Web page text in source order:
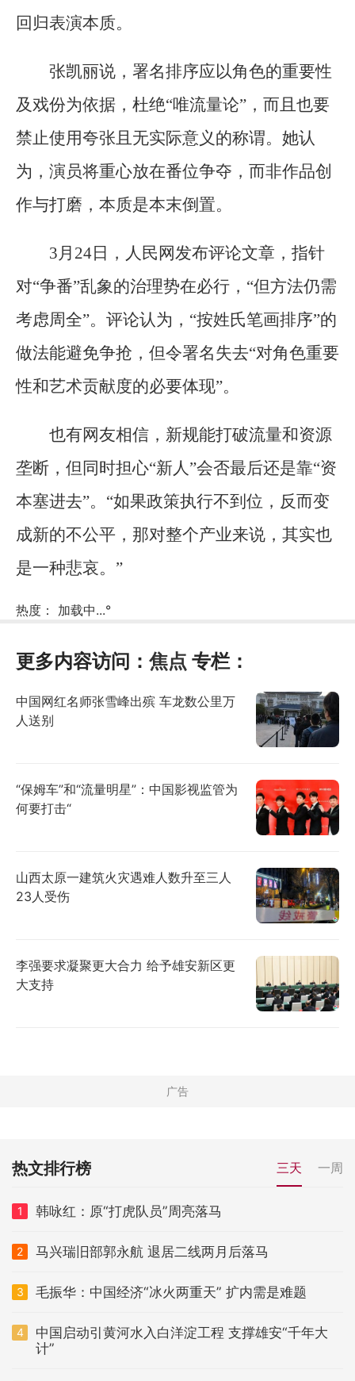
回归表演本质。
张凯丽说，署名排序应以角色的重要性
及戏份为依据，杜绝“唯流量论”，而且也要
禁止使用夸张且无实际意义的称谓。她认
为，演员将重心放在番位争夺，而非作品创
作与打磨，本质是本末倒置。
3月24日，人民网发布评论文章，指针
对“争番”乱象的治理势在必行，“但方法仍需
考虑周全”。评论认为，“按姓氏笔画排序”的
做法能避免争抢，但令署名失去“对角色重要
性和艺术贡献度的必要体现”。
也有网友相信，新规能打破流量和资源
垄断，但同时担心“新人”会否最后还是靠“资
本塞进去”。“如果政策执行不到位，反而变
成新的不公平，那对整个产业来说，其实也
是一种悲哀。”
热度： 加载中...°
更多内容访问： 焦点 专栏：
中国网红名师张雪峰出殡 车龙数公里万
人送别
“保姆车”和“流量明星”：中国影视监管为
何要打击“
山西太原一建筑火灾遇难人数升至三人
23人受伤
李强要求凝聚更大合力 给予雄安新区更
大支持
热文排行榜 三天 一周
1 韩咏红：原“打虎队员”周亮落马
2 马兴瑞旧部郭永航 退居二线两月后落马
3 毛振华：中国经济“冰火两重天” 扩内需是难题
4
中国启动引黄河水入白洋淀工程 支撑雄安“千年大
计”